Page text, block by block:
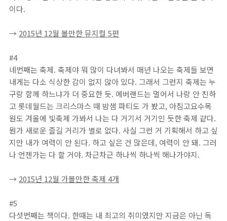
이다.
→ 2015년 12월 볼만한 뮤지컬 5편
#4
네번째는 축제. 축제야 뭐 많이 다녀봐서 매년 나오는 축제들 보면
내게는 다소 식상한 감이 없지 않아 있다. 그래서 그런지 축제는 누
구랑 함께 하느냐가 더 중요한 듯. 에버랜드는 멀어서 나랑 안 친하
고 롯데월드는 크리스마스 때 밤샘 파티도 가 봤고, 아침고요수목
원도 겨울에 빛축제 가봐서 나는 다 거기서 거기인 듯한 축제 같다.
뭔가 새로운 즐길 거리가 별로 없다. 사실 그런 거 기획해서 하고 싶
지만 내가 여력이 안 된다. 하고 싶은 건 많은데, 여력이 안 돼. 그러
나 언젠가는 다 할 거야. 차근차근 하나씩 하나씩 해나가야지.
→ 2015년 12월 가볼만한 축제 4개
#5
다섯번째는 책이다. 한때는 내 최고의 취미였지만 지금은 아닌 독